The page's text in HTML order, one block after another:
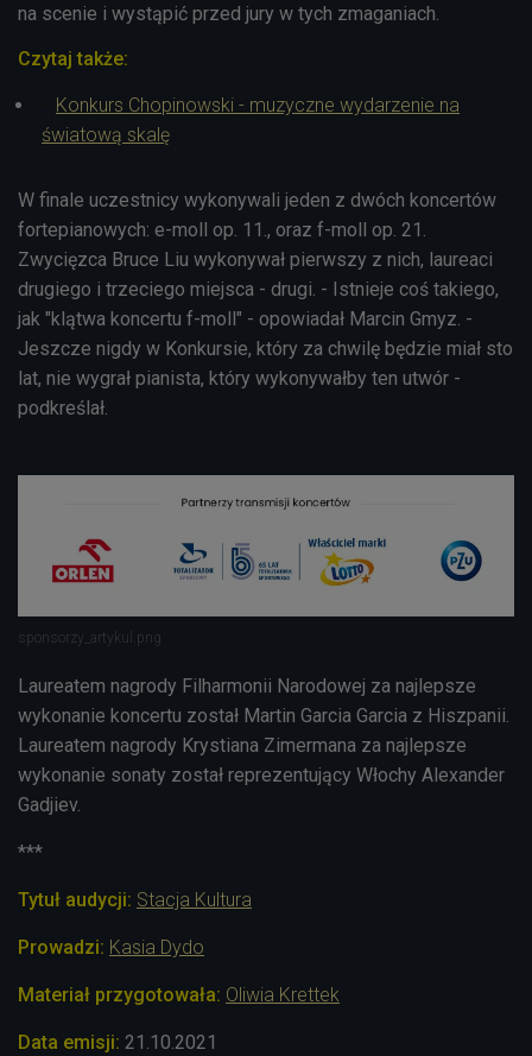
na scenie i wystąpić przed jury w tych zmaganiach.
Czytaj także:
Konkurs Chopinowski - muzyczne wydarzenie na
światową skalę
W finale uczestnicy wykonywali jeden z dwóch koncertów
fortepianowych: e-moll op. 11., oraz f-moll op. 21.
Zwycięzca Bruce Liu wykonywał pierwszy z nich, laureaci
drugiego i trzeciego miejsca - drugi. - Istnieje coś takiego,
jak "klątwa koncertu f-moll" - opowiadał Marcin Gmyz. -
Jeszcze nigdy w Konkursie, który za chwilę będzie miał sto
lat, nie wygrał pianista, który wykonywałby ten utwór -
podkreślał.
sponsorzy_artykul.png
Laureatem nagrody Filharmonii Narodowej za najlepsze
wykonanie koncertu został Martin Garcia Garcia z Hiszpanii.
Laureatem nagrody Krystiana Zimermana za najlepsze
wykonanie sonaty został reprezentujący Włochy Alexander
Gadjiev.
***
Tytuł audycji: Stacja Kultura
Prowadzi: Kasia Dydo
Materiał przygotowała: Oliwia Krettek
Data emisji: 21.10 .2021